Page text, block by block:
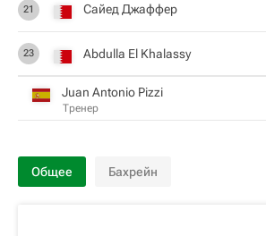
21 Сайед Джаффер
23 Abdulla El Khalassy
Juan Antonio Pizzi
Тренер
Общее Бахрейн